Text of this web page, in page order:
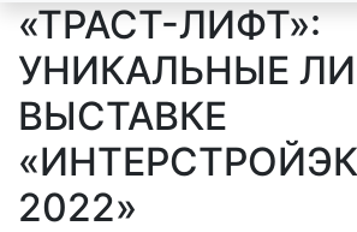
«ТРАСТ-ЛИФТ»:
УНИКАЛЬНЫЕ
ВЫСТАВКЕ
2022»